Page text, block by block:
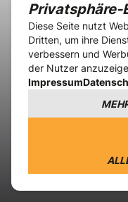
Über das
Rücktrittsrecht
"Bestellung widerrufen"
Privatsphäre-
Diese Seite nutzt
Dritten, um ihre
verbessern und
der Nutzer
Impressum